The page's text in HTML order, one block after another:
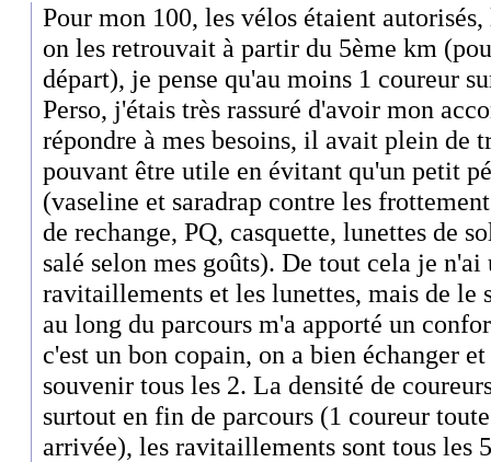
Pour mon 100, les vélos étaient
on les retrouvait à partir du 5ème km
départ), je pense qu'au moins 1 coureur
Perso, j'étais très rassuré d'avoir mon
répondre à mes besoins, il avait plein de
pouvant être utile en évitant qu'un petit
(vaseline et saradrap contre les
de rechange, PQ, casquette, lunettes de
salé selon mes goûts). De tout cela je
ravitaillements et les lunettes, mais de le
au long du parcours m'a apporté un
c'est un bon copain, on a bien échanger
souvenir tous les 2. La densité de
surtout en fin de parcours (1 coureur
arrivée), les ravitaillements sont tous les